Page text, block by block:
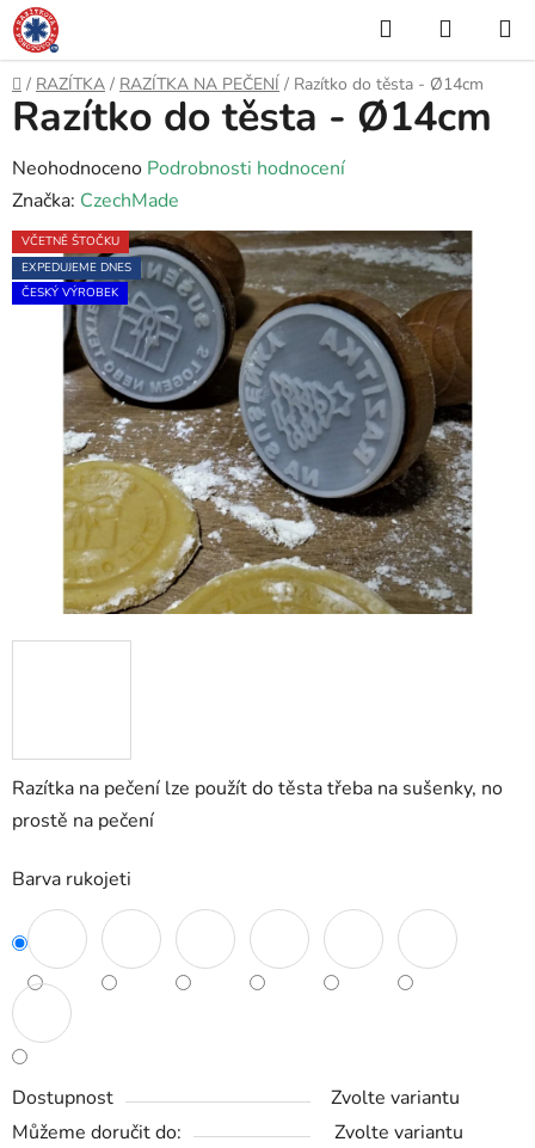
Přejít
na
obsah
Hledat
KOŠÍK
Domů
/ RAZÍTKA / RAZÍTKA NA PEČENÍ / Razítko do těsta - Ø14cm
Razítka na pečení lze použít do těsta třeba na sušenky, no
prostě na pečení
Barva rukojeti
Dostupnost
Zvolte variantu
Můžeme doručit do:
Zvolte variantu
Razítko do těsta - Ø14cm
Průměrné
hodnocení
produktu
je
0,0
hvězdiček.
Neohodnoceno Podrobnosti hodnocení
Značka: CzechMade
VČETNĚ ŠTOČKU
EXPEDUJEME DNES
ČESKÝ VÝROBEK